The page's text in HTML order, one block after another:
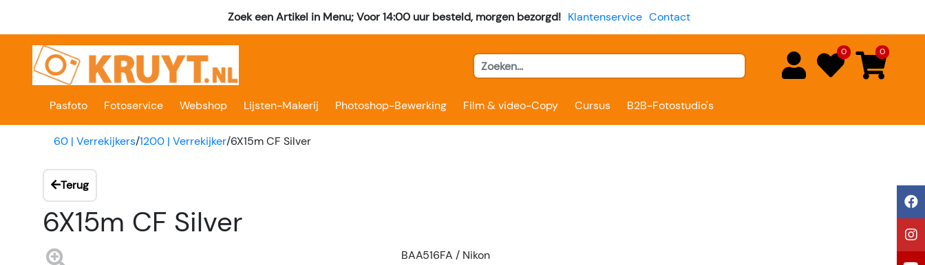
Zoek een Artikel in Menu; Voor 14:00 uur besteld, morgen bezorgd! Klantenservice Contact
0 0
Pasfoto Fotoservice Webshop Lijsten-Makerij Photoshop-Bewerking Film & video-Copy Cursus B2B-Fotostudio's
60 | Verrekijkers/1200 | Verrekijker/6X15m CF Silver
Terug
6X15m CF Silver
BAA516FA / Nikon